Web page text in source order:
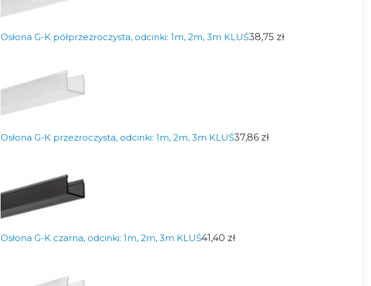
Osłona G-K półprzezroczysta, odcinki: 1m, 2m, 3m KLUŚ38,75 zł
Osłona G-K przezroczysta, odcinki: 1m, 2m, 3m KLUŚ37,86 zł
Osłona G-K czarna, odcinki: 1m, 2m, 3m KLUŚ41,40 zł